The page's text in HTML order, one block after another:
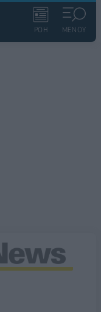
ΡΟΗ ΜΕΝΟΥ